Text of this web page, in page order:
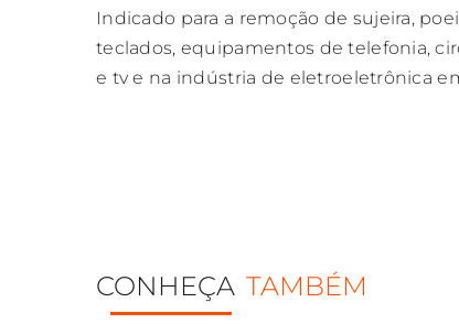
Indicado para a remoção de sujeira,
teclados, equipamentos de telefonia,
e tv e na indústria de eletroeletrônica
CONHEÇA TAMBÉM